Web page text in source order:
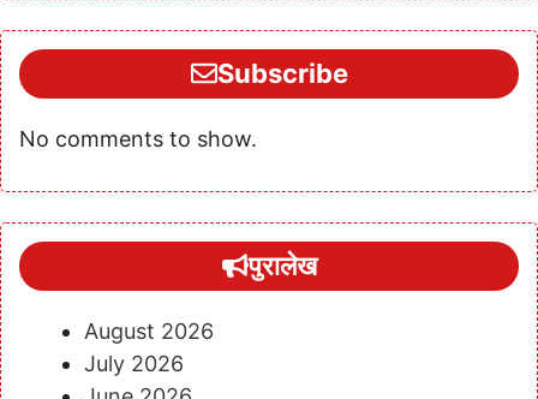
Subscribe
No comments to show.
पुरालेख
August 2026
July 2026